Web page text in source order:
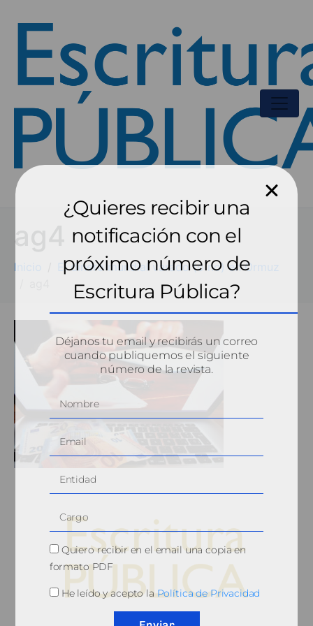
Inicio
El dinero mundial varado (o no) en Ormuz
¿Quieres recibir una
notificación con el
próximo número de
Escritura Pública?
Déjanos tu email y recibirás un correo
cuando publiquemos el siguiente
número de la revista.
Quiero recibir en el email una copia en
formato PDF
He leído y acepto laPolítica de Privacidad